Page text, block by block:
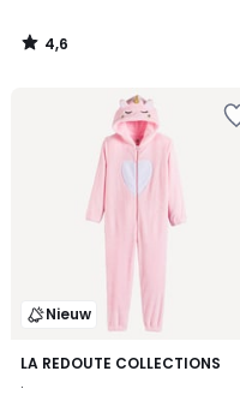
4,6
/
Nieuw
LA REDOUTE COLLECTIONS
.